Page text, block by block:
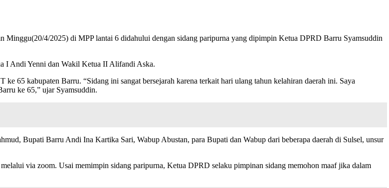
4/2025) di MPP lantai 6 didahului dengan sidang paripurna yang dipimpin Ketua DPRD Barru Syamsuddin
I Andi Yenni dan Wakil Ketua II Alifandi Aska.
65 kabupaten Barru. “Sidang ini sangat bersejarah karena terkait hari ulang tahun kelahiran daerah ini. Saya
ke 65,” ujar Syamsuddin.
Bupati Barru Andi Ina Kartika Sari, Wabup Abustan, para Bupati dan Wabup dari beberapa daerah di Sulsel, unsur
via zoom. Usai memimpin sidang paripurna, Ketua DPRD selaku pimpinan sidang memohon maaf jika dalam